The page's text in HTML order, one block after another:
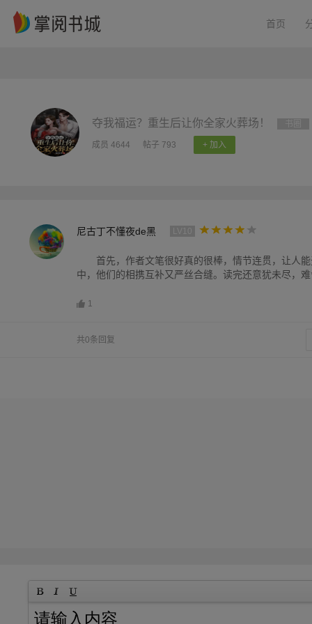
首页
夺我福运？重生后让你全家火葬场！
成员 4644 帖子 793 + 加入
尼古丁不懂夜de黑
首先，作者文笔很好真的很棒，情节连贯，让人
中，他们的相携互补又严丝合缝。读完还意犹未尽，
1
共0条回复